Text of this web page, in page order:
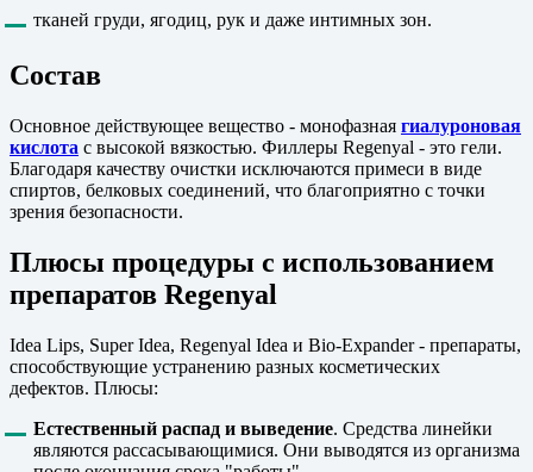
тканей груди, ягодиц, рук и даже интимных зон.
Состав
Основное действующее вещество - монофазная гиалуроновая
кислота с высокой вязкостью. Филлеры Regenyal - это гели.
Благодаря качеству очистки исключаются примеси в виде
спиртов, белковых соединений, что благоприятно с точки
зрения безопасности.
Плюсы процедуры с использованием
препаратов Regenyal
Idea Lips, Super Idea, Regenyal Idea и Bio-Expander - препараты,
способствующие устранению разных косметических
дефектов. Плюсы:
Естественный распад и выведение. Средства линейки
являются рассасывающимися. Они выводятся из организма